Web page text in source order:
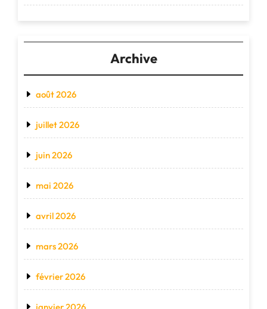
Archive
août 2026
juillet 2026
juin 2026
mai 2026
avril 2026
mars 2026
février 2026